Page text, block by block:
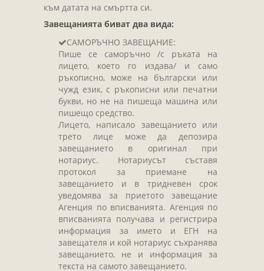
Нотариални покани
Констативни протоколи
Завещания
Изготвяне на документи
Брачни договори
БЛАНКИ
ТАКСИ
ПОЛЕЗНА ИНФОРМАЦИЯ
КОНТАКТИ
към датата на смъртта си.
Завещанията биват два вида:
САМОРЪЧНО ЗАВЕЩАНИЕ:
Пише се саморъчно /с ръката на
лицето, което го издава/ и само
ръкописно, може на български или
чужд език, с ръкописни или печатни
букви, но не на пишеща машина или
пишещо средство.
Лицето, написало завещанието или
трето лице може да депозира
завещанието в оригинал при
нотариус. Нотариусът съставя
протокол за приемане на
завещанието и в тридневен срок
уведомява за приетото завещание
Агенция по вписванията. Агенция по
вписванията получава и регистрира
информация за името и ЕГН на
завещателя и кой нотариус съхранява
завещанието, не и информация за
текста на самото завещанието.